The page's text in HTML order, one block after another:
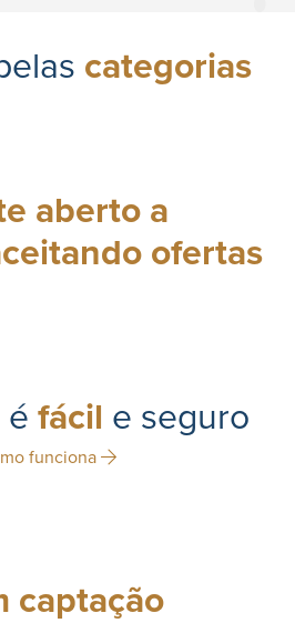
categorias
aberto a
ofertas
é fácil e seguro
funciona
captação